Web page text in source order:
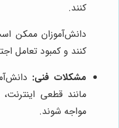
کنند.
دانش‌آموزان ممکن
کنند و کمبود تعامل
مشکلات فنی:
مانند قطعی
مواجه شوند.